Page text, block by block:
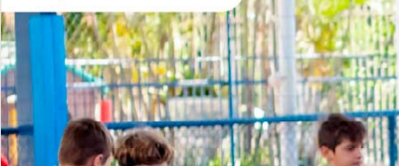
Lista de vídeos